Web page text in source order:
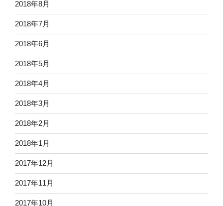
2018年8月
2018年7月
2018年6月
2018年5月
2018年4月
2018年3月
2018年2月
2018年1月
2017年12月
2017年11月
2017年10月